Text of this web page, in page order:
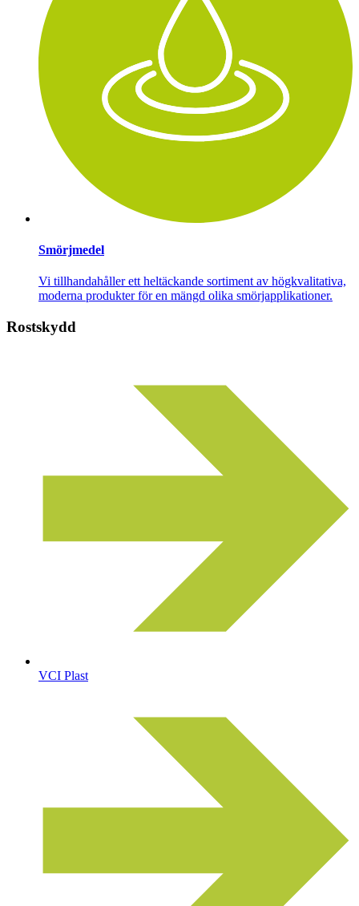
Smörjmedel
Vi tillhandahåller ett heltäckande sortiment av högkvalitativa,
moderna produkter för en mängd olika smörjapplikationer.
Rostskydd
VCI Plast